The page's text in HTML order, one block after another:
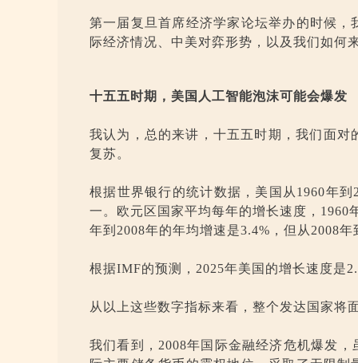
第一届复旦首席经济学家论坛举办的时候
际经济情况、中美对弈形势，以及我们如何
十五五时期，美国人工智能泡沫可能会爆发
我认为，总的来讲，十五五时期，我们面
复苏。
根据世界银行的统计数据，美国从1960年
一。欧元区国家平均每年的增长速度，1960
年到2008年的年均增速是3.4%，但从2008
根据IMF的预测，2025年美国的增长速度是
从以上这些数字指标来看，整个发达国家将
我们看到，2008年国际金融经济危机爆发